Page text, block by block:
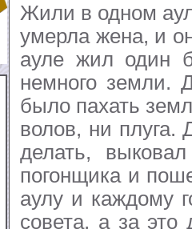
Жили в одном
умерла жена, и
ауле жил один
немного земли.
было пахать
волов, ни плуга.
делать,
погонщика и
аулу и каждому
совета, а за